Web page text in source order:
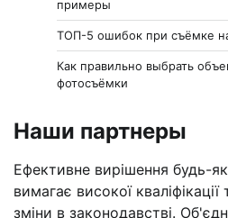
примеры
ТОП-5 ошибок при съёмке
Как правильно выбрать
фотосъёмки
Наши партнеры
Ефективне вирішення будь-
вимагає високої
зміни в законодавстві.